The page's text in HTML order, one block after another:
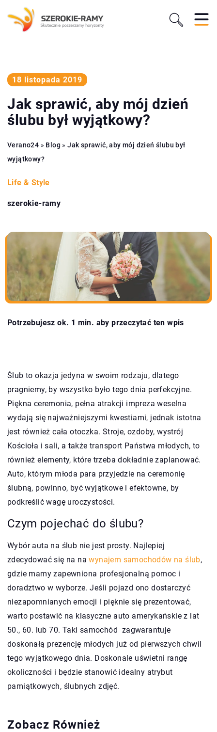
18 listopada 2019
Jak sprawić, aby mój dzień
ślubu był wyjątkowy?
Verano24 » Blog »Jak sprawić, aby mój dzień ślubu był
wyjątkowy?
Life & Style
szerokie-ramy
Potrzebujesz ok. 1 min. aby przeczytać ten wpis
Ślub to okazja jedyna w swoim rodzaju, dlatego
pragniemy, by wszystko było tego dnia perfekcyjne.
Piękna ceremonia, pełna atrakcji impreza weselna
wydają się najważniejszymi kwestiami, jednak istotna
jest również cała otoczka. Stroje, ozdoby, wystrój
Kościoła i sali, a także transport Państwa młodych, to
również elementy, które trzeba dokładnie zaplanować.
Auto, którym młoda para przyjedzie na ceremonię
ślubną, powinno, być wyjątkowe i efektowne, by
podkreślić wagę uroczystości.
Czym pojechać do ślubu?
Wybór auta na ślub nie jest prosty. Najlepiej
zdecydować się na nawynajem samochodów na ślub,
gdzie mamy zapewniona profesjonalną pomoc i
doradztwo w wyborze. Jeśli pojazd ono dostarczyć
niezapomnianych emocji i pięknie się prezentować,
warto postawić na klasyczne auto amerykańskie z lat
50., 60. lub 70. Taki samochód zagwarantuje
doskonałą prezencję młodych już od pierwszych chwil
tego wyjątkowego dnia. Doskonale uświetni rangę
okoliczności i będzie stanowić idealny atrybut
pamiątkowych, ślubnych zdjęć.
Zobacz Również